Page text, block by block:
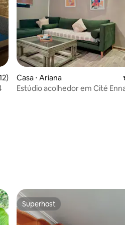
avaliação média de 5, 12
Casa ⋅ Ariana
Estúdio acolhedor em Cité
Superhost
Superhost